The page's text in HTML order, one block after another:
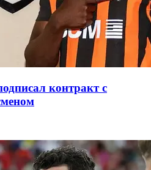
контракт с